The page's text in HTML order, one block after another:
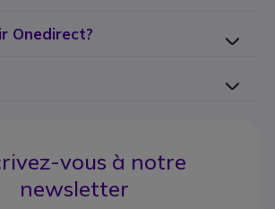
Onedirect?
vous à notre
newsletter